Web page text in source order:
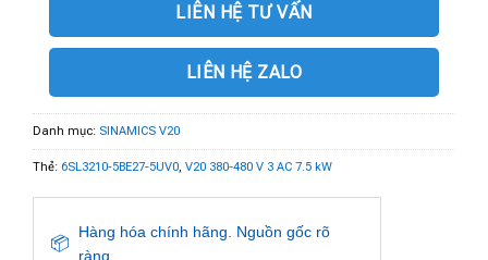
LIÊN HỆ TƯ VẤN
LIÊN HỆ ZALO
Danh mục: SINAMICS V20
Thẻ: 6SL3210-5BE27-5UV0, V20 380-480 V 3 AC 7.5 kW
📦
Hàng hóa chính hãng. Nguồn gốc rõ
ràng